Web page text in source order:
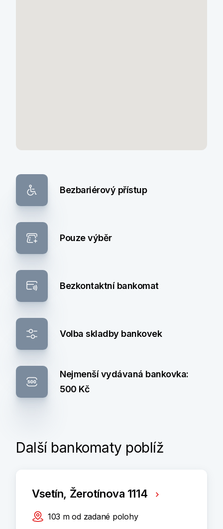
Bezbariérový přístup
Pouze výběr
Bezkontaktní bankomat
Volba skladby bankovek
Nejmenší vydávaná bankovka:
500 Kč
Další bankomaty poblíž
Vsetín, Žerotínova 1114
103 m od zadané polohy